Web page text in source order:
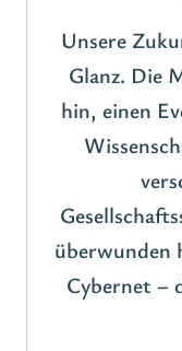
Unsere
Glanz. Die
hin, einen
überwunden
Cybernet –